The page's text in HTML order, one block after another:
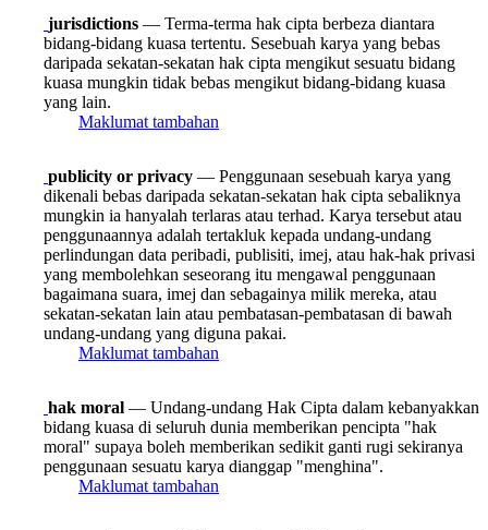
jurisdictions — Terma-terma hak cipta berbeza diantara
bidang-bidang kuasa tertentu. Sesebuah karya yang bebas
daripada sekatan-sekatan hak cipta mengikut sesuatu bidang
kuasa mungkin tidak bebas mengikut bidang-bidang kuasa
yang lain.
Maklumat tambahan
publicity or privacy — Penggunaan sesebuah karya yang
dikenali bebas daripada sekatan-sekatan hak cipta sebaliknya
mungkin ia hanyalah terlaras atau terhad. Karya tersebut atau
penggunaannya adalah tertakluk kepada undang-undang
perlindungan data peribadi, publisiti, imej, atau hak-hak privasi
yang membolehkan seseorang itu mengawal penggunaan
bagaimana suara, imej dan sebagainya milik mereka, atau
sekatan-sekatan lain atau pembatasan-pembatasan di bawah
undang-undang yang diguna pakai.
Maklumat tambahan
hak moral — Undang-undang Hak Cipta dalam kebanyakkan
bidang kuasa di seluruh dunia memberikan pencipta "hak
moral" supaya boleh memberikan sedikit ganti rugi sekiranya
penggunaan sesuatu karya dianggap "menghina".
Maklumat tambahan